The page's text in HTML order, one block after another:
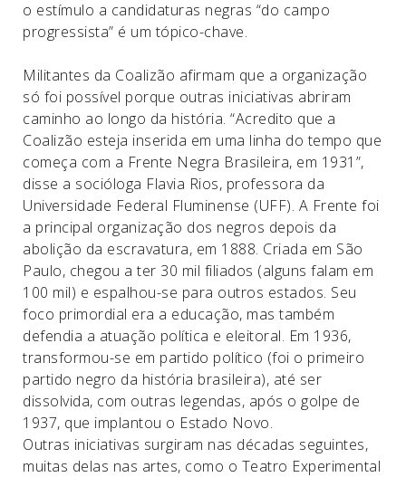
o estímulo a candidaturas negras “do campo
progressista” é um tópico-chave.
Militantes da Coalizão afirmam que a organização
só foi possível porque outras iniciativas abriram
caminho ao longo da história. “Acredito que a
Coalizão esteja inserida em uma linha do tempo que
começa com a Frente Negra Brasileira, em 1931”,
disse a socióloga Flavia Rios, professora da
Universidade Federal Fluminense (UFF). A Frente foi
a principal organização dos negros depois da
abolição da escravatura, em 1888. Criada em São
Paulo, chegou a ter 30 mil filiados (alguns falam em
100 mil) e espalhou-se para outros estados. Seu
foco primordial era a educação, mas também
defendia a atuação política e eleitoral. Em 1936,
transformou-se em partido político (foi o primeiro
partido negro da história brasileira), até ser
dissolvida, com outras legendas, após o golpe de
1937, que implantou o Estado Novo.
Outras iniciativas surgiram nas décadas seguintes,
muitas delas nas artes, como o Teatro Experimental